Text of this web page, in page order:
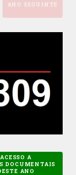
ANO SEGUINTE
ACESSO A
DOCUMENTAIS
ANO